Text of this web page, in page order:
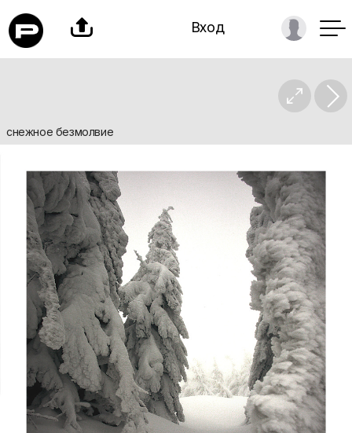
 Вход

снежное безмолвие